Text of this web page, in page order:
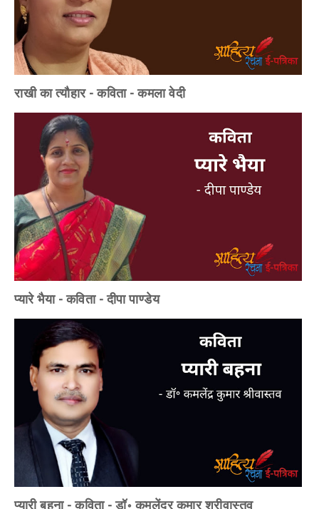
राखी का त्यौहार - कविता - कमला वेदी
प्यारे भैया - कविता - दीपा पाण्डेय
प्यारी बहना - कविता - डॉ॰ कमलेंद्र कुमार श्रीवास्तव